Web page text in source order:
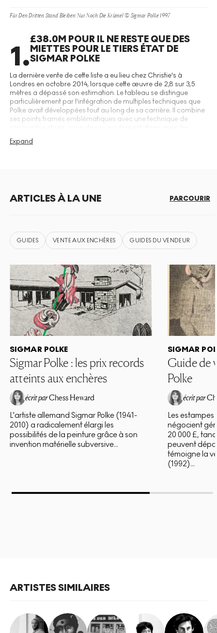
Für Den Dritten Stand Bleiben Nur Noch Die Krümel © Sigmar Polke 1997
1.
£38.0M POUR IL NE RESTE QUE DES
MIETTES POUR LE TIERS ÉTAT DE
SIGMAR POLKE
La dernière vente de cette liste a eu lieu chez Christie's à
Londres en octobre 2014, lorsque cette œuvre de 2,8 sur 3,5
mètres a dépassé son estimation. Le tableau se distingue
particulièrement par l'intégration de multiples techniques que
Polke avait développées tout au long de sa carrière. Il combine
ses points tramés emblématiques avec une technique de
erreurs de photocopie. Peinte sur un tissu métallique, l'œuvre
est un composite saisissant de styles et de méthodes que Polke
images sont à la fois drôles et inquiétantes, ressemblant à des
spectaculaire du marché de Polke sur une période relativement
courte.
Expand
ARTICLES À LA UNE PARCOURIR
GUIDES VENTE AUX ENCHÈRES GUIDES DU VENDEUR
SIGMAR POLKE
Sigmar Polke : les prix records
atteints aux enchères
écrit parChess Heward
L'artiste allemand Sigmar Polke (1941-
2010) a radicalement élargi les
possibilités de la peinture grâce à son
invention matérielle subversive...
SIGMAR
Guide de
Polke
écrit par
Les estampes
négocient
20 000 £,
peuvent
témoigne la
(1992)...
ARTISTES SIMILAIRES